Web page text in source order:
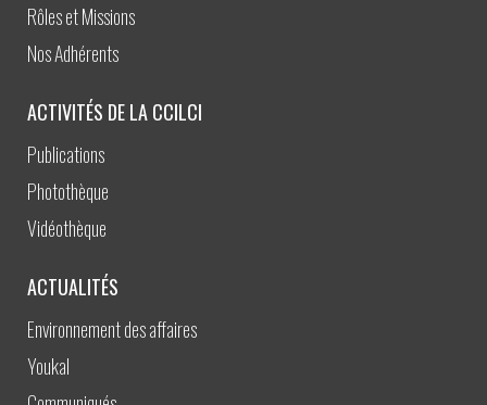
Rôles et Missions
Nos Adhérents
ACTIVITÉS DE LA CCILCI
Publications
Photothèque
Vidéothèque
ACTUALITÉS
Environnement des affaires
Youkal